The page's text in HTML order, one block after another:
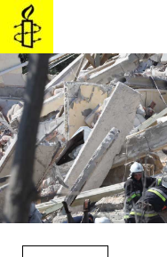
SKIP
MAIN
CONTENT